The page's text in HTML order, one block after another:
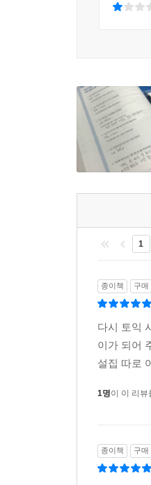
4) 토익 적중예
11년 연속 베
교보문고
1
종이책 구매
다시 토익
이가 되어
설집 따로
1명이 이 리뷰
종이책 구매